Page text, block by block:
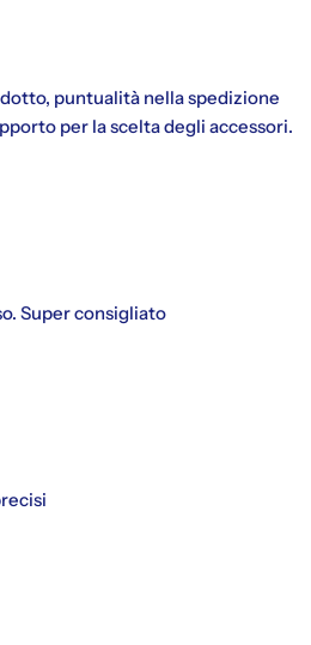
puntualità nella spedizione
per la scelta degli accessori.
Super consigliato